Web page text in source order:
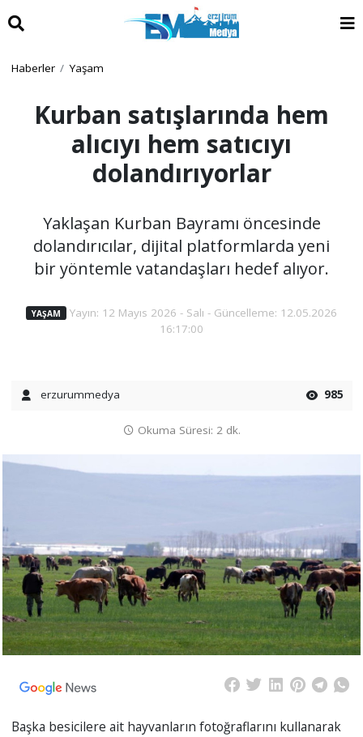
Haberler Yaşam
Kurban satışlarında hem
alıcıyı hem satıcıyı
dolandırıyorlar
Yaklaşan Kurban Bayramı öncesinde
dolandırıcılar, dijital platformlarda yeni
bir yöntemle vatandaşları hedef alıyor.
YAŞAM Yayın: 12 Mayıs 2026 - Salı - Güncelleme: 12.05.2026
16:17:00
erzurummedya 985
Okuma Süresi: 2 dk.
Başka besicilere ait hayvanların fotoğraflarını kullanarak